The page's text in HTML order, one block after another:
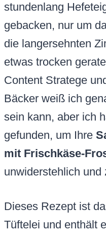
stundenlang
gebacken, nur um
die langersehnten
etwas trocken
Content Stratege
Bäcker weiß ich
sein kann, aber ich
gefunden, um Ihre
mit Frischkäse-
unwiderstehlich und
Dieses Rezept ist
Tüftelei und enthält